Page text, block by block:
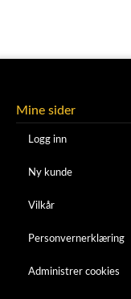
Mine sider
Logg inn
Ny kunde
Vilkår
Personvernerklæring
Administrer cookies